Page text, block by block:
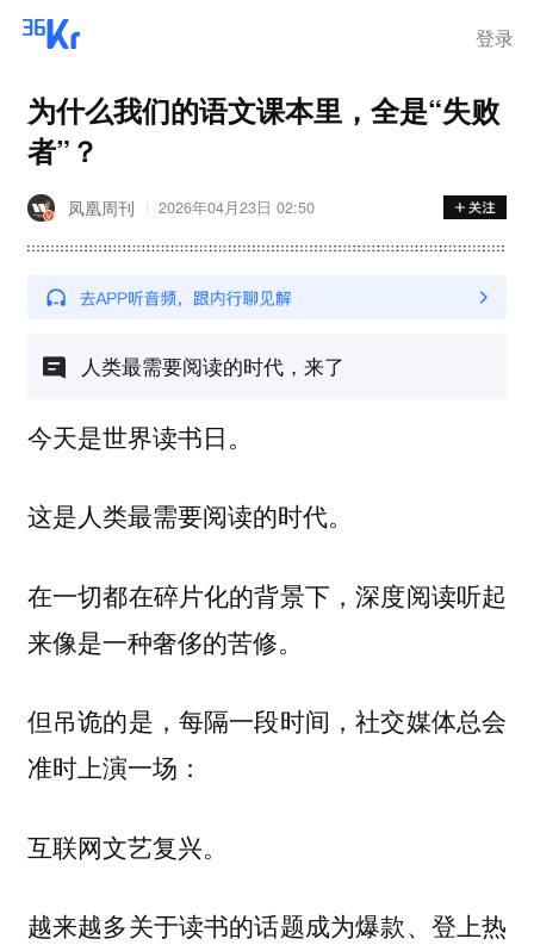
登录
为什么我们的语文课本里，全是“失败
者”？
凤凰周刊 2026年04月23日 02:50
人类最需要阅读的时代，来了
今天是世界读书日。
这是人类最需要阅读的时代。
在一切都在碎片化的背景下，深度阅读听起
来像是一种奢侈的苦修。
但吊诡的是，每隔一段时间，社交媒体总会
准时上演一场：
互联网文艺复兴。
越来越多关于读书的话题成为爆款、登上热